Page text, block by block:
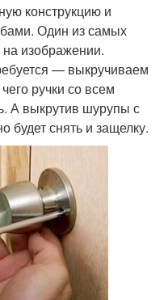
конструкцию и
Один из самых
изображении.
— выкручиваем
ручки со всем
А выкрутив шурупы с
будет снять и защелку.